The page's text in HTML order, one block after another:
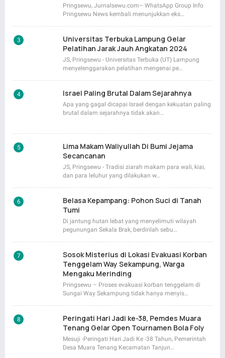
Pringsewu, Jurnalsewu.com– WhatsApp Group Info
Pringsewu News kembali menunjukkan eks…
Universitas Terbuka Lampung Gelar
Pelatihan Jarak Jauh Angkatan 2024
JS, Pringsewu - Universitas Terbuka (UT) Lampung
menyelenggarakan pelatihan mengenai pe…
Israel Paling Brutal Dalam Sejarahnya
Apa yang gagal dicapai Israel dengan kekuatan paling
brutal dalam sejarahnya tidak akan…
Lima Makam Waliyullah Di Bumi Jejama
Secancanan
JS, Pringsewu - Tradisi ziarah makam para wali, kiai,
dan para leluhur yang dilakukan w…
Belasa Kepampang: Pohon Suci di Tanah
Tumi
Di jantung hutan lebat yang menyelimuti wilayah
pegunungan Sekala Brak, berdirilah sebu…
Sosok Misterius di Lokasi Evakuasi Korban
Tenggelam Way Sekampung, Warga
Mengaku Merinding
Pringsewu – Proses evakuasi korban tenggelam di
Sungai Way Sekampung tidak hanya menyis…
Peringati Hari Jadi ke-38, Pemdes Muara
Tenang Gelar Open Tournamen Bola Foly
Mesuji -Peringati Hari Jadi Ke -38 Tahun, Pemerintah
Desa Muara Tenang Kecamatan Tanjun…